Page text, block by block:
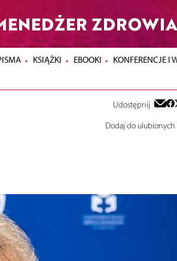
ZDROWIA
KSIĄŻKI EBOOKI KONFERENCJE I
Udostępnij
Dodaj do ulubionych